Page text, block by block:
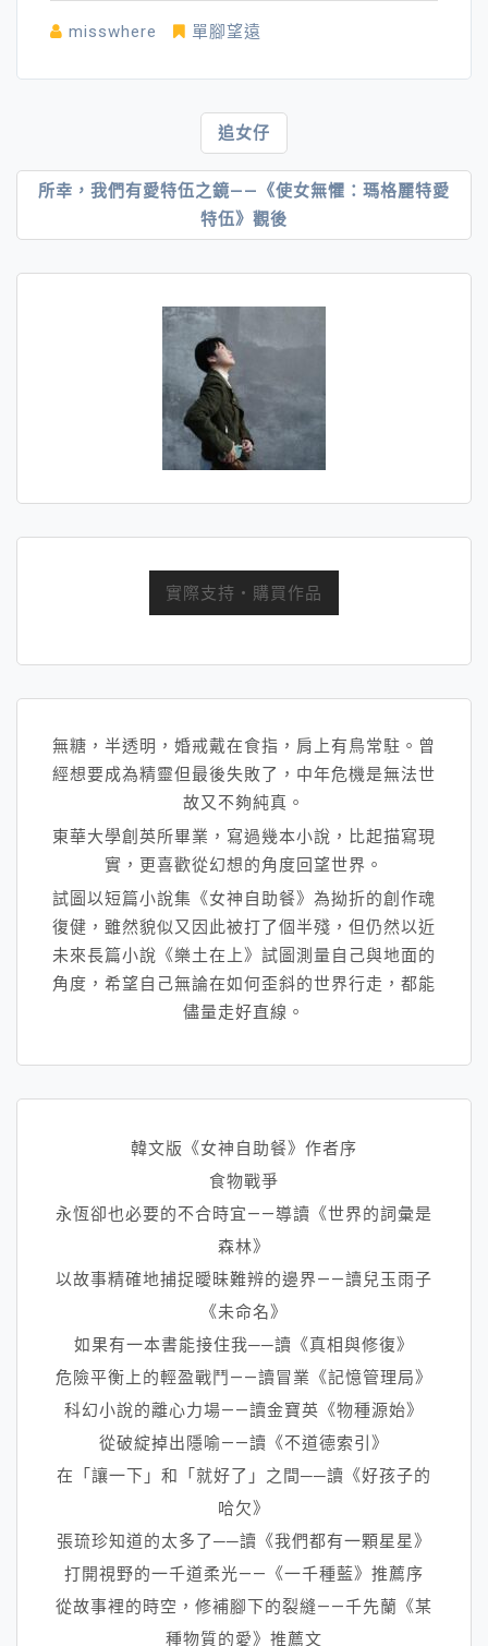
misswhere 單腳望遠
章
追女仔
所幸，我們有愛特伍之鏡——《使女無懼：瑪格麗特愛
特伍》觀後
實際支持・購買作品
無糖，半透明，婚戒戴在食指，肩上有鳥常駐。曾
經想要成為精靈但最後失敗了，中年危機是無法世
故又不夠純真。
東華大學創英所畢業，寫過幾本小說，比起描寫現
實， 更喜歡從幻想的角度回望世界。
試圖以短篇小說集《女神自助餐》 為拗折的創作魂
復健，雖然貌似又因此被打了個半殘， 但仍然以近
未來長篇小說《樂土在上》試圖測量自己與地面的
角度， 希望自己無論在如何歪斜的世界行走，都能
儘量走好直線。
韓文版《女神自助餐》作者序
食物戰爭
永恆卻也必要的不合時宜——導讀《世界的詞彙是
森林》
以故事精確地捕捉曖昧難辨的邊界——讀兒玉雨子
《未命名》
如果有一本書能接住我──讀《真相與修復》
危險平衡上的輕盈戰鬥——讀冒業《記憶管理局》
科幻小說的離心力場——讀金寶英《物種源始》
從破綻掉出隱喻——讀《不道德索引》
在「讓一下」和「就好了」之間──讀《好孩子的
哈欠》
張琉珍知道的太多了──讀《我們都有一顆星星》
打開視野的一千道柔光——《一千種藍》推薦序
從故事裡的時空，修補腳下的裂縫——千先蘭《某
種物質的愛》推薦文